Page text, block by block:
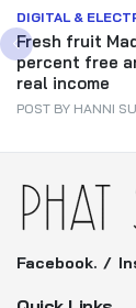
DIGITAL &
Fresh fruit
percent free
real income
POST BY HANNI
Facebook.